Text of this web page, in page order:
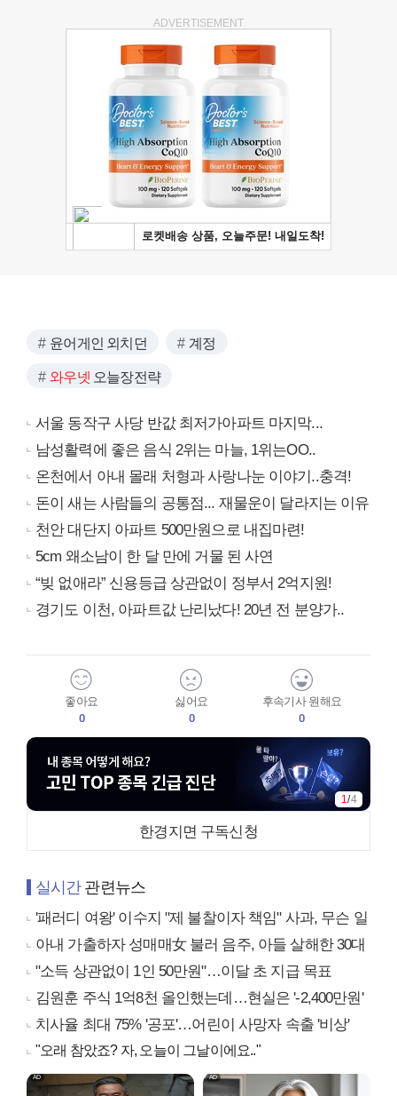
ADVERTISEMENT
윤어게인 외치던 계정
와우넷 오늘장전략
서울 동작구 사당 반값 최저가아파트 마지막...
남성활력에 좋은 음식 2위는 마늘, 1위는OO..
온천에서 아내 몰래 처형과 사랑나눈 이야기..충격!
돈이 새는 사람들의 공통점... 재물운이 달라지는 이유
천안 대단지 아파트 500만원으로 내집마련!
5cm 왜소남이 한 달 만에 거물 된 사연
“빚 없애라” 신용등급 상관없이 정부서 2억지원!
경기도 이천, 아파트값 난리났다! 20년 전 분양가..
좋아요
0
싫어요
0
후속기사 원해요
0
1/4
한경지면 구독신청
실시간관련뉴스
'패러디 여왕' 이수지 "제 불찰이자 책임" 사과, 무슨 일
아내 가출하자 성매매女 불러 음주, 아들 살해한 30대
"소득 상관없이 1인 50만원"…이달 초 지급 목표
김원훈 주식 1억8천 올인했는데…현실은 '-2,400만원'
치사율 최대 75% '공포'…어린이 사망자 속출 '비상'
"오래 참았죠? 자, 오늘이 그날이에요.."